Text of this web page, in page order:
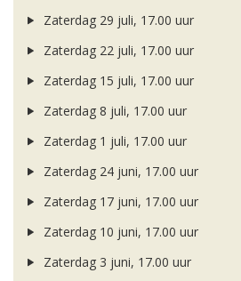
Zaterdag 29 juli, 17.00 uur
Zaterdag 22 juli, 17.00 uur
Zaterdag 15 juli, 17.00 uur
Zaterdag 8 juli, 17.00 uur
Zaterdag 1 juli, 17.00 uur
Zaterdag 24 juni, 17.00 uur
Zaterdag 17 juni, 17.00 uur
Zaterdag 10 juni, 17.00 uur
Zaterdag 3 juni, 17.00 uur